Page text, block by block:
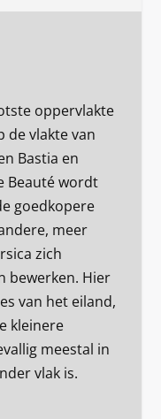
oppervlakte
de vlakte van
Bastia en
Beauté wordt
goedkopere
meer
zich
bewerken. Hier
van het eiland,
kleinere
meestal in
vlak is.